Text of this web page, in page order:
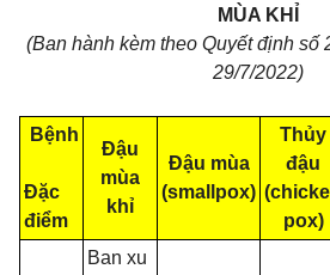
MÙA KHỈ
(Ban hành kèm theo Quyết định số
29/7/2022)
Bệnh
Đặc
điểm
Đậu
mùa
khỉ
Đậu mùa
(smallpox)
Thủy
đậu
pox)
Ban xu